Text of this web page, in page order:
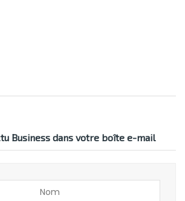
Business dans votre boîte e-mail